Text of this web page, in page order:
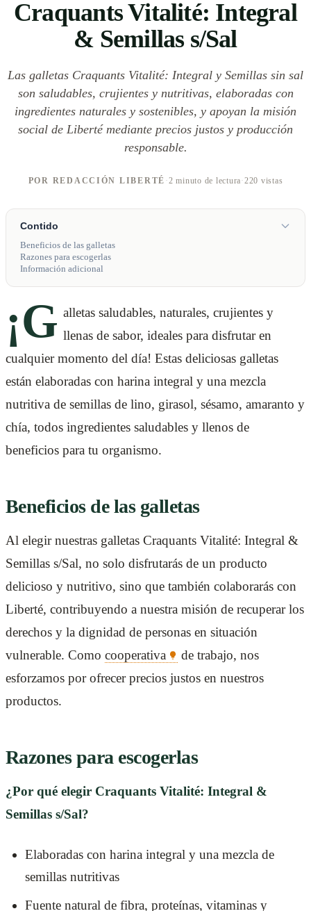
Craquants Vitalité: Integral
& Semillas s/Sal
Las galletas Craquants Vitalité: Integral y Semillas sin sal
son saludables, crujientes y nutritivas, elaboradas con
ingredientes naturales y sostenibles, y apoyan la misión
social de Liberté mediante precios justos y producción
responsable.
POR REDACCIÓN LIBERTÉ ·2 minuto de lectura·220 vistas
Contido
Beneficios de las galletas
Razones para escogerlas
Información adicional
¡G alletas saludables, naturales, crujientes y
llenas de sabor, ideales para disfrutar en
cualquier momento del día! Estas deliciosas galletas
están elaboradas con harina integral y una mezcla
nutritiva de semillas de lino, girasol, sésamo, amaranto y
chía, todos ingredientes saludables y llenos de
beneficios para tu organismo.
Beneficios de las galletas
Al elegir nuestras galletas Craquants Vitalité: Integral &
Semillas s/Sal, no solo disfrutarás de un producto
delicioso y nutritivo, sino que también colaborarás con
Liberté, contribuyendo a nuestra misión de recuperar los
derechos y la dignidad de personas en situación
vulnerable. Como cooperativa
de trabajo, nos
esforzamos por ofrecer precios justos en nuestros
productos.
Razones para escogerlas
¿Por qué elegir Craquants Vitalité: Integral &
Semillas s/Sal?
Elaboradas con harina integral y una mezcla de
semillas nutritivas
Fuente natural de fibra, proteínas, vitaminas y